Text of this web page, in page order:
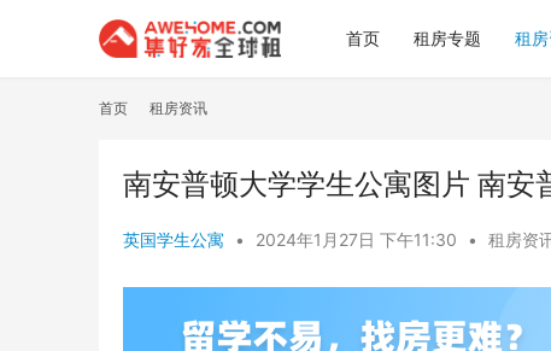
首页 租房专题 租
首页 租房资讯
南安普顿大学学生公寓图片 南安
英国学生公寓 • 2024年1月27日 下午11:30 • 租房资